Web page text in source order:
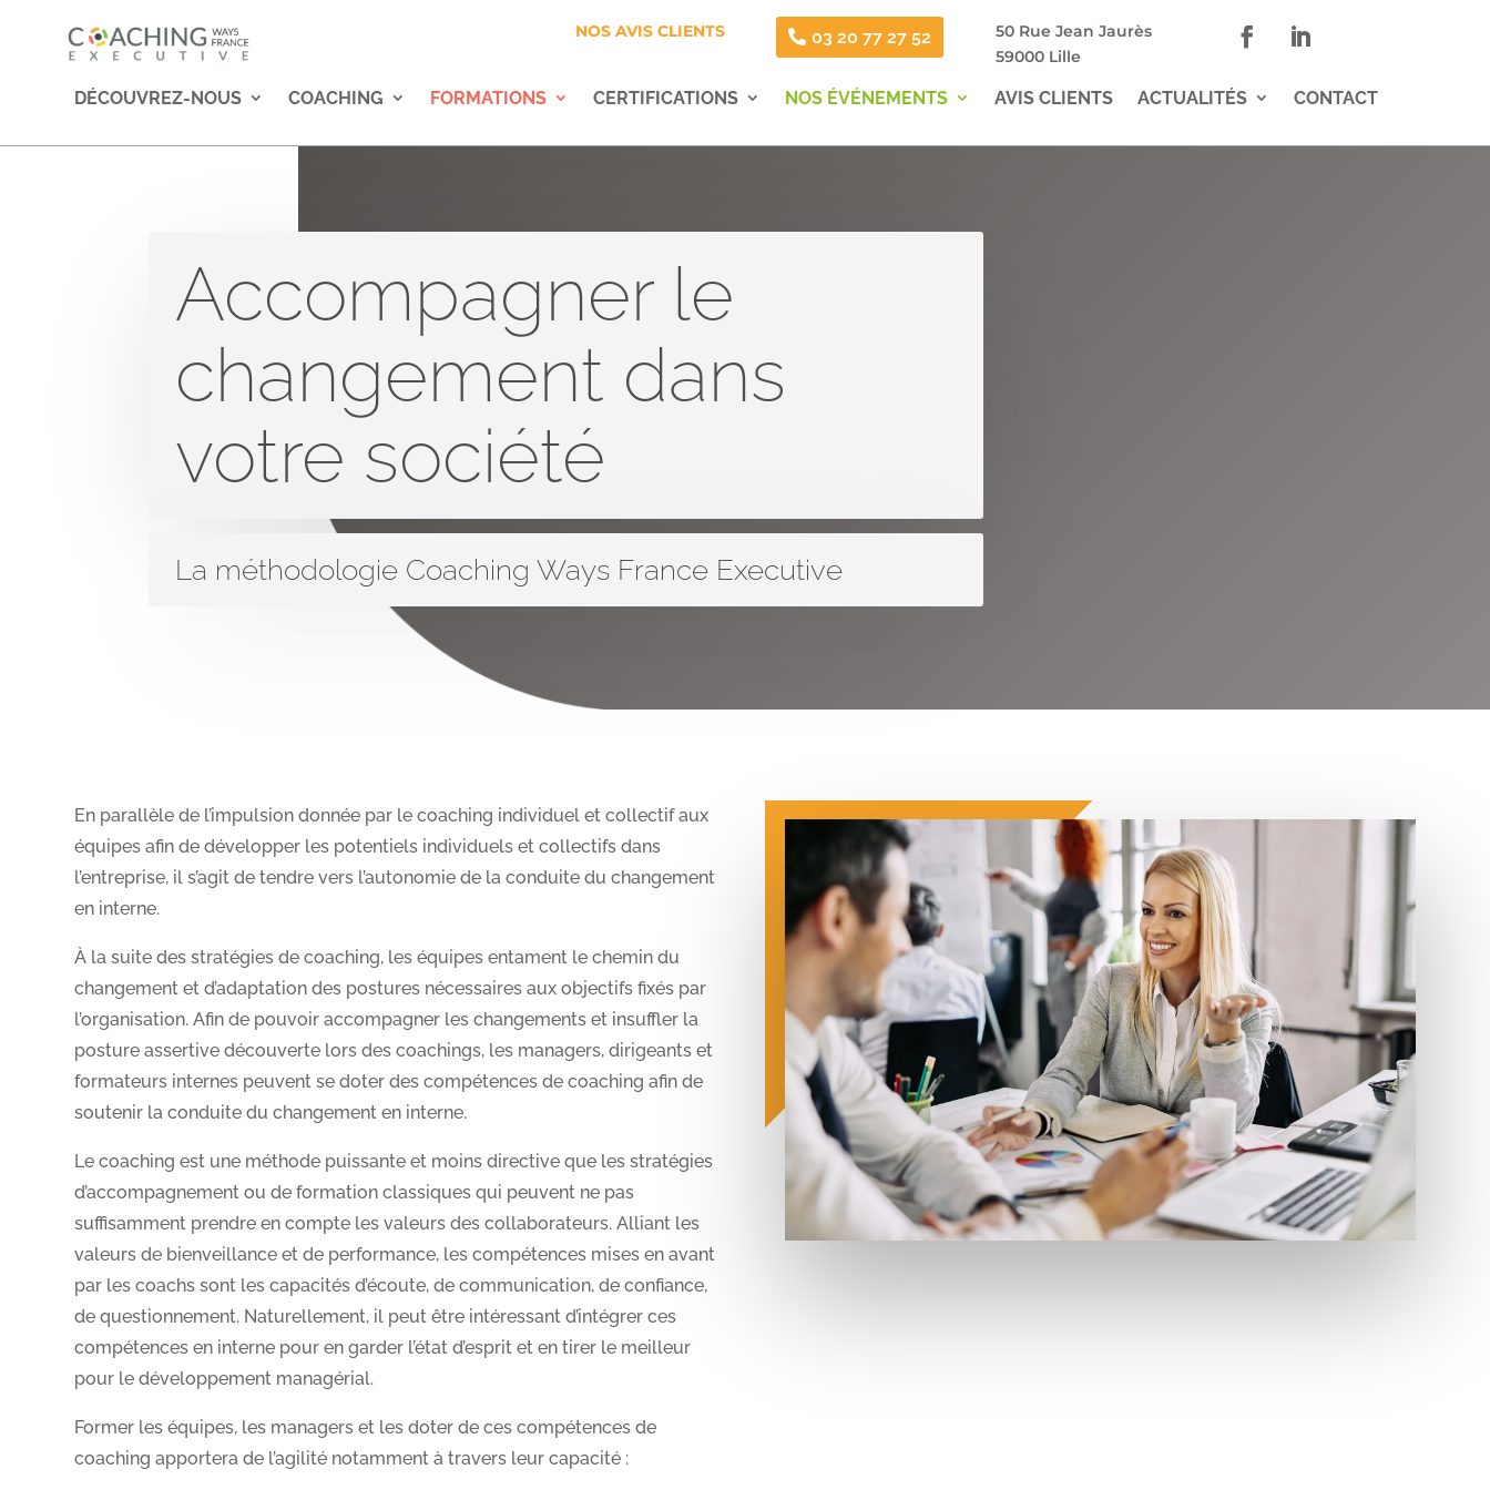
NOS AVIS CLIENTS 03 20 77 27 52
50 Rue Jean Jaurès
59000 Lille
DÉCOUVREZ-NOUS COACHING FORMATIONS CERTIFICATIONS NOS ÉVÉNEMENTS AVIS CLIENTS ACTUALITÉS CONTACT
Accompagner le
changement dans
votre société
La méthodologie Coaching Ways France Executive
En parallèle de l’impulsion donnée par le coaching individuel et collectif aux
équipes afin de développer les potentiels individuels et collectifs dans
l’entreprise, il s’agit de tendre vers l’autonomie de la conduite du changement
en interne.
À la suite des stratégies de coaching, les équipes entament le chemin du
changement et d’adaptation des postures nécessaires aux objectifs fixés par
l’organisation. Afin de pouvoir accompagner les changements et insuffler la
posture assertive découverte lors des coachings, les managers, dirigeants et
formateurs internes peuvent se doter des compétences de coaching afin de
soutenir la conduite du changement en interne.
Le coaching est une méthode puissante et moins directive que les stratégies
d’accompagnement ou de formation classiques qui peuvent ne pas
suffisamment prendre en compte les valeurs des collaborateurs. Alliant les
valeurs de bienveillance et de performance, les compétences mises en avant
par les coachs sont les capacités d’écoute, de communication, de confiance,
de questionnement. Naturellement, il peut être intéressant d’intégrer ces
compétences en interne pour en garder l’état d’esprit et en tirer le meilleur
pour le développement managérial.
Former les équipes, les managers et les doter de ces compétences de
coaching apportera de l’agilité notamment à travers leur capacité :